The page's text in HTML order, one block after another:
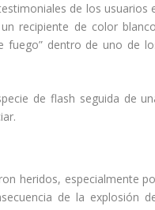
de los usuarios
recipiente de color
fuego” dentro de uno de
de flash seguida de
heridos, especialmente
de la explosión